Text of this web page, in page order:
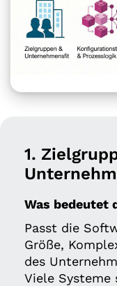
1.
Was bedeutet
Passt die
Größe,
des
Viele Systeme